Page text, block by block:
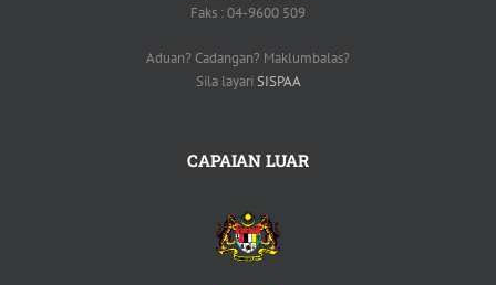
Faks : 04-9600 509
Aduan? Cadangan? Maklumbalas?
Sila layari SISPAA
CAPAIAN LUAR